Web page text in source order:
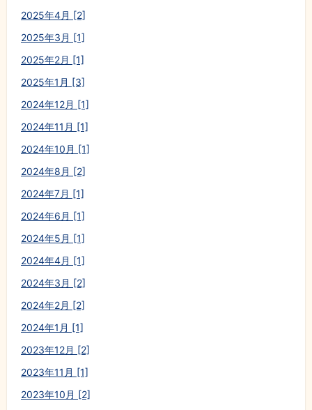
2025年4月 [2]
2025年3月 [1]
2025年2月 [1]
2025年1月 [3]
2024年12月 [1]
2024年11月 [1]
2024年10月 [1]
2024年8月 [2]
2024年7月 [1]
2024年6月 [1]
2024年5月 [1]
2024年4月 [1]
2024年3月 [2]
2024年2月 [2]
2024年1月 [1]
2023年12月 [2]
2023年11月 [1]
2023年10月 [2]